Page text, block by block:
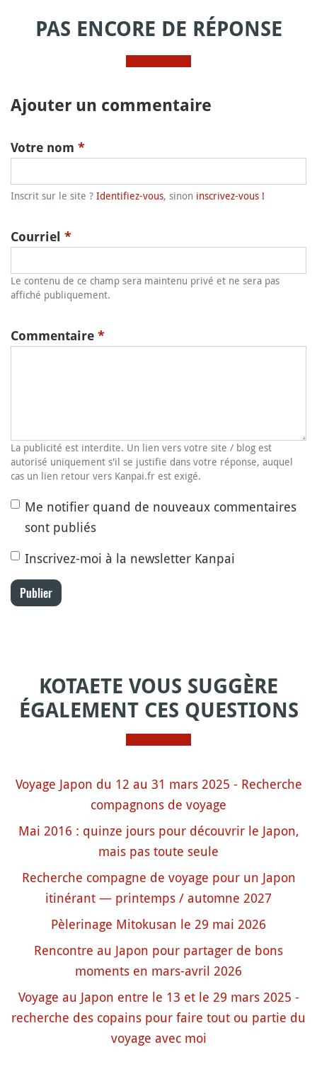
PAS ENCORE DE RÉPONSE
Ajouter un commentaire
Votre nom *
Inscrit sur le site ? Identifiez-vous, sinon inscrivez-vous !
Courriel *
Le contenu de ce champ sera maintenu privé et ne sera pas
affiché publiquement.
Commentaire *
La publicité est interdite. Un lien vers votre site / blog est
autorisé uniquement s'il se justifie dans votre réponse, auquel
cas un lien retour vers Kanpai.fr est exigé.
Me notifier quand de nouveaux commentaires
sont publiés
Inscrivez-moi à la newsletter Kanpai
Publier
KOTAETE VOUS SUGGÈRE
ÉGALEMENT CES QUESTIONS
Voyage Japon du 12 au 31 mars 2025 - Recherche
compagnons de voyage
Mai 2016 : quinze jours pour découvrir le Japon,
mais pas toute seule
Recherche compagne de voyage pour un Japon
itinérant — printemps / automne 2027
Pèlerinage Mitokusan le 29 mai 2026
Rencontre au Japon pour partager de bons
moments en mars-avril 2026
Voyage au Japon entre le 13 et le 29 mars 2025 -
recherche des copains pour faire tout ou partie du
voyage avec moi